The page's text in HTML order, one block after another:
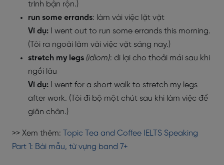
trình bận rộn.)
run some errands: làm vài việc lặt vặt
Ví dụ: I went out to run some errands this morning.
(Tôi ra ngoài làm vài việc vặt sáng nay.)
stretch my legs (idiom): đi lại cho thoải mái sau khi
ngồi lâu
Ví dụ: I went for a short walk to stretch my legs
after work. (Tôi đi bộ một chút sau khi làm việc để
giãn chân.)
>> Xem thêm:
Topic Tea and Coffee IELTS Speaking
Part 1: Bài mẫu, từ vựng band 7+